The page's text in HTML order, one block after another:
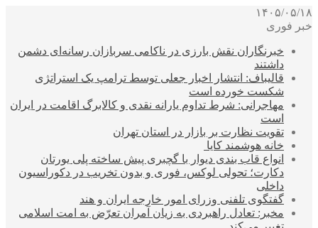
۱۴۰۵/۰۵/۱۸
خبر فوری
خبرنگاران نقش بارزی در ناکامی سربازان رسانه‌ای دشمن
داشتند
قالیباف: انتشار اخبار جعلی توسط ترامپ یک استراتژی
شکست خورده است
مهاجرانی: شرط تداوم یارانه نقدی و کالابرگ اقامت در ایران
است
تقویت نظارت بر بازار در استان تهران
خانه هوشمند کایا
انواع قاب بندی دیوار با گچبری پیش ساخته پلی یورتان
دکارت؛ تحولی لوکس، فوری و بدون تخریب در دکوراسیون
داخلی
گفتگوی تلفنی وزرای امور خارجه ایران و هند
مخبر: تعادل راهبردی به زیان آمران تعرّض به امت اسلامی